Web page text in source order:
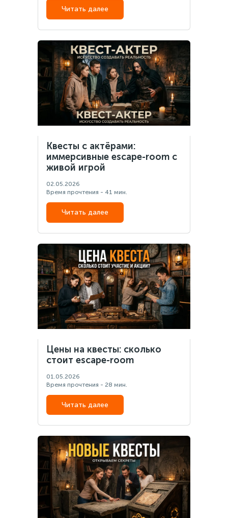
Читать далее
Квесты с актёрами:
иммерсивные escape-room с
живой игрой
02.05.2026
Время прочтения - 41 мин.
Читать далее
Цены на квесты: сколько
стоит escape-room
01.05.2026
Время прочтения - 28 мин.
Читать далее